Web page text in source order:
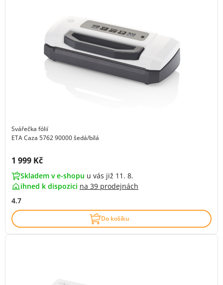
Svářečka fólií
ETA Caza 5762 90000 šedá/bílá
Cena s DPH:
1 999 Kč
Skladem v e-shopu u vás již 11. 8.
ihned k dispozici na 39 prodejnách
4.7
Do košíku